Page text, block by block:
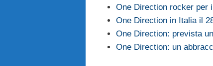
One Direction rocker per
One Direction in Italia il
One Direction: prevista
One Direction: un